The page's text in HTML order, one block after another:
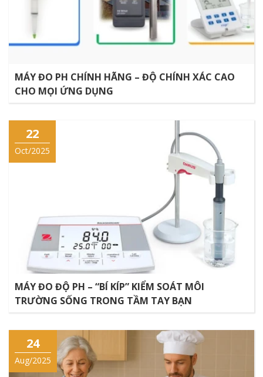
MÁY ĐO PH CHÍNH HÃNG – ĐỘ CHÍNH XÁC CAO
CHO MỌI ỨNG DỤNG
22
Oct/2025
MÁY ĐO ĐỘ PH – “BÍ KÍP” KIỂM SOÁT MÔI
TRƯỜNG SỐNG TRONG TẦM TAY BẠN
24
Aug/2025